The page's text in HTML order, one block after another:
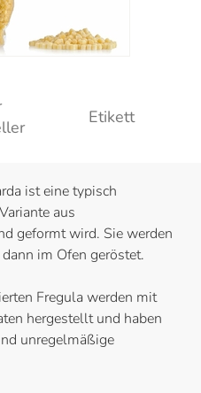
Etikett
ist eine typisch
aus
geformt wird. Sie werden
im Ofen geröstet.
Fregula werden mit
hergestellt und haben
unregelmäßige